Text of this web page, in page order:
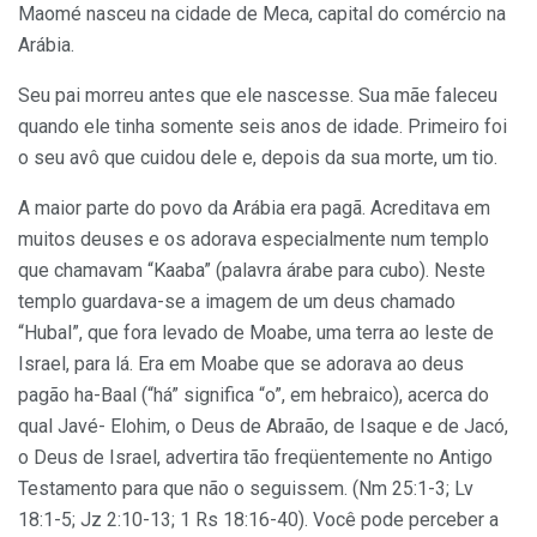
Maomé nasceu na cidade de Meca, capital do comércio na
Arábia.
Seu pai morreu antes que ele nascesse. Sua mãe faleceu
quando ele tinha somente seis anos de idade. Primeiro foi
o seu avô que cuidou dele e, depois da sua morte, um tio.
A maior parte do povo da Arábia era pagã. Acreditava em
muitos deuses e os adorava especialmente num templo
que chamavam “Kaaba” (palavra árabe para cubo). Neste
templo guardava-se a imagem de um deus chamado
“Hubal”, que fora levado de Moabe, uma terra ao leste de
Israel, para lá. Era em Moabe que se adorava ao deus
pagão ha-Baal (“há” significa “o”, em hebraico), acerca do
qual Javé- Elohim, o Deus de Abraão, de Isaque e de Jacó,
o Deus de Israel, advertira tão freqüentemente no Antigo
Testamento para que não o seguissem. (Nm 25:1-3; Lv
18:1-5; Jz 2:10-13; 1 Rs 18:16-40). Você pode perceber a